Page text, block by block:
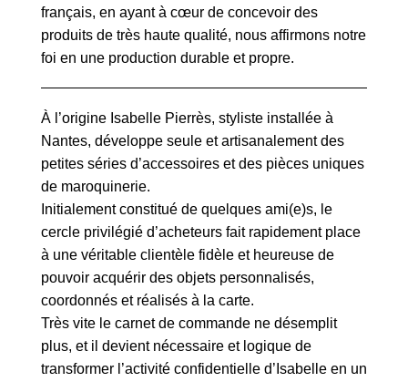
français, en ayant à cœur de concevoir des
produits de très haute qualité, nous affirmons notre
foi en une production durable et propre.
À l’origine Isabelle Pierrès, styliste installée à
Nantes, développe seule et artisanalement des
petites séries d’accessoires et des pièces uniques
de maroquinerie.
Initialement constitué de quelques ami(e)s, le
cercle privilégié d’acheteurs fait rapidement place
à une véritable clientèle fidèle et heureuse de
pouvoir acquérir des objets personnalisés,
coordonnés et réalisés à la carte.
Très vite le carnet de commande ne désemplit
plus, et il devient nécessaire et logique de
transformer l’activité confidentielle d’Isabelle en un